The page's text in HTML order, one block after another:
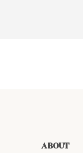
ABOUT